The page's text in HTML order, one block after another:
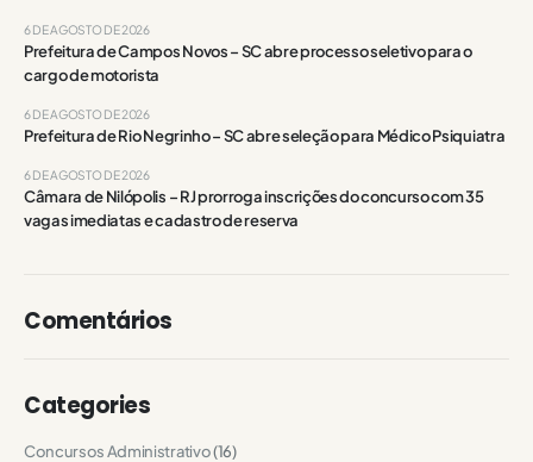
Prefeitura de Campos Novos – SC abre processo seletivo para o
cargo de motorista
6 DE AGOSTO DE 2026
Prefeitura de Rio Negrinho – SC abre seleção para Médico Psiquiatra
6 DE AGOSTO DE 2026
Câmara de Nilópolis – RJ prorroga inscrições do concurso com 35
vagas imediatas e cadastro de reserva
6 DE AGOSTO DE 2026
Comentários
Categories
Concursos Administrativo(16)